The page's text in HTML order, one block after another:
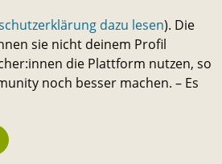
dazu lesen). Die
sie nicht deinem Profil
die Plattform nutzen, so
noch besser machen. – Es